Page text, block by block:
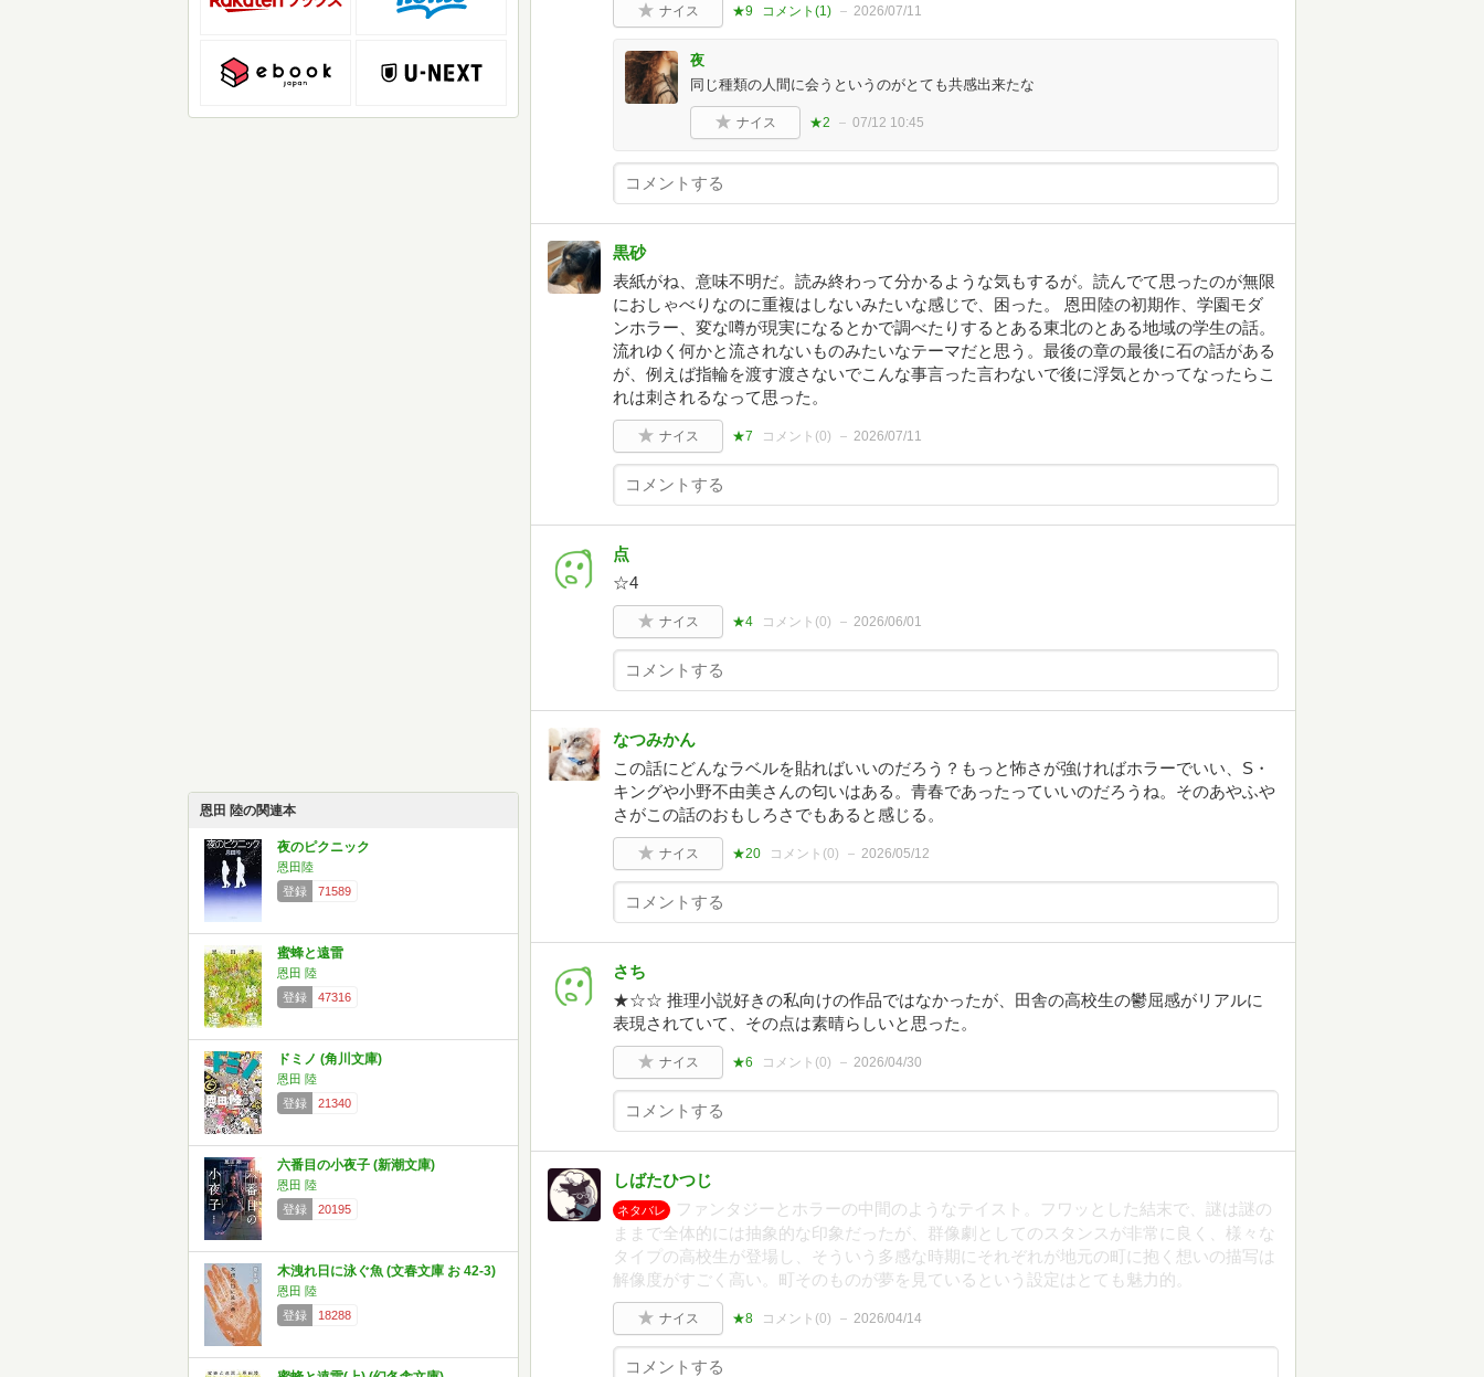
恩田 陸の関連本
夜のピクニック
恩田陸
登録
71589
蜜蜂と遠雷
恩田 陸
登録
47316
ドミノ (角川文庫)
恩田 陸
登録
21340
六番目の小夜子 (新潮文庫)
恩田 陸
登録
20195
木洩れ日に泳ぐ魚 (文春文庫 お 42-3)
恩田 陸
登録
18288
ナイス ★9 コメント(1) 2026/07/11
夜
同じ種類の人間に会うというのがとても共感出来たな
ナイス ★2 07/12 10:45
黒砂
表紙がね、意味不明だ。読み終わって分かるような気もするが。読んでて思ったのが無限
におしゃべりなのに重複はしないみたいな感じで、困った。 恩田陸の初期作、学園モダ
ンホラー、変な噂が現実になるとかで調べたりするとある東北のとある地域の学生の話。
流れゆく何かと流されないものみたいなテーマだと思う。最後の章の最後に石の話がある
が、例えば指輪を渡す渡さないでこんな事言った言わないで後に浮気とかってなったらこ
れは刺されるなって思った。
ナイス ★7 コメント(0) 2026/07/11
点
☆4
ナイス ★4 コメント(0) 2026/06/01
なつみかん
この話にどんなラベルを貼ればいいのだろう？もっと怖さが強ければホラーでいい、S・
キングや小野不由美さんの匂いはある。青春であったっていいのだろうね。そのあやふや
さがこの話のおもしろさでもあると感じる。
ナイス ★20 コメント(0) 2026/05/12
さち
★☆☆ 推理小説好きの私向けの作品ではなかったが、田舎の高校生の鬱屈感がリアルに
表現されていて、その点は素晴らしいと思った。
ナイス ★6 コメント(0) 2026/04/30
しばたひつじ
ネタバレ
ファンタジーとホラーの中間のようなテイスト。フワッとした結末で、謎は謎の
ままで全体的には抽象的な印象だったが、群像劇としてのスタンスが非常に良く、様々な
タイプの高校生が登場し、そういう多感な時期にそれぞれが地元の町に抱く想いの描写は
解像度がすごく高い。町そのものが夢を見ているという設定はとても魅力的。
ナイス ★8 コメント(0) 2026/04/14